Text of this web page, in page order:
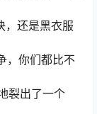
还是黑衣服
，你们都比不
裂出了一个